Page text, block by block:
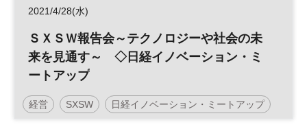
2021/4/28(水)
ＳＸＳＷ報告会～テクノロジーや社会の未
来を見通す～ ◇日経イノベーション・ミ
ートアップ
経営 SXSW 日経イノベーション・ミートアップ